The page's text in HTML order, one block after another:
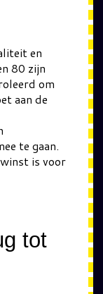
en
80 zijn
om
aan de
te gaan.
is voor
tot